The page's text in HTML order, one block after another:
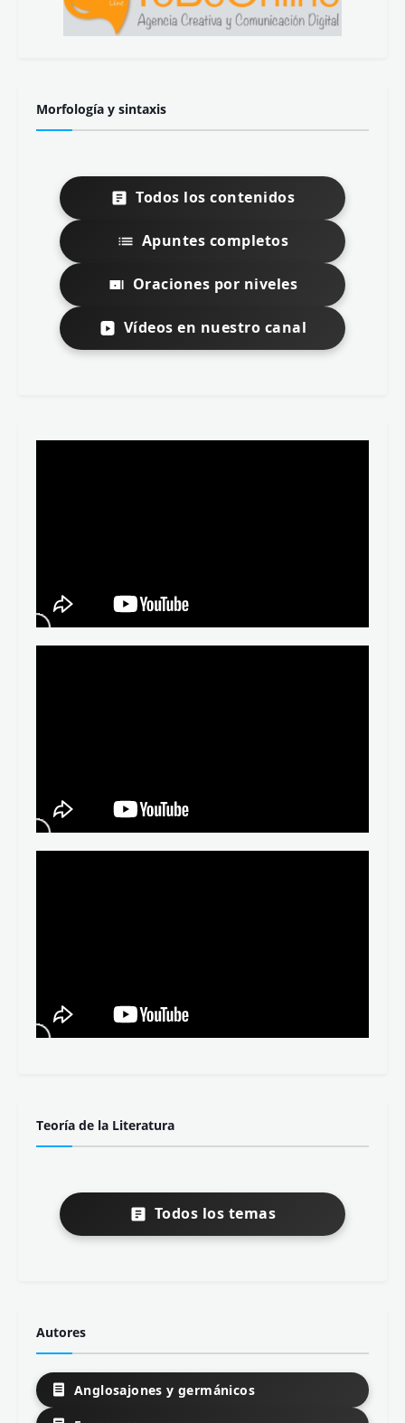
Morfología y sintaxis
Todos los contenidos
Apuntes completos
Oraciones por niveles
Vídeos en nuestro canal
Teoría de la Literatura
Todos los temas
Autores
Anglosajones y germánicos